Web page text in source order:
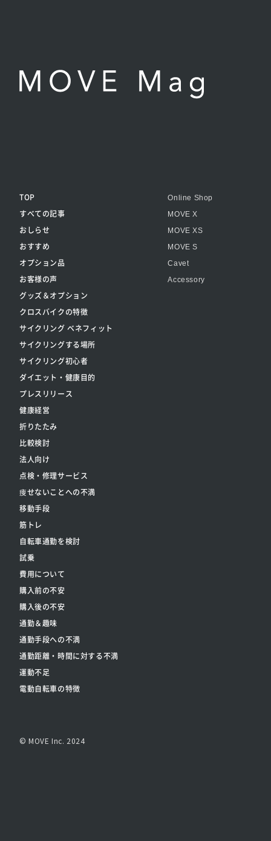
TOP
すべての記事
おしらせ
おすすめ
オプション品
お客様の声
グッズ＆オプション
クロスバイクの特徴
サイクリング ベネフィット
サイクリングする場所
サイクリング初心者
ダイエット・健康目的
プレスリリース
健康経営
折りたたみ
比較検討
法人向け
点検・修理サービス
痩せないことへの不満
移動手段
筋トレ
自転車通勤を検討
試乗
費用について
購入前の不安
購入後の不安
通勤＆趣味
通勤手段への不満
通勤距離・時間に対する不満
運動不足
電動自転車の特徴
Online Shop
MOVE X
MOVE XS
MOVE S
Cavet
Accessory
© MOVE Inc. 2024